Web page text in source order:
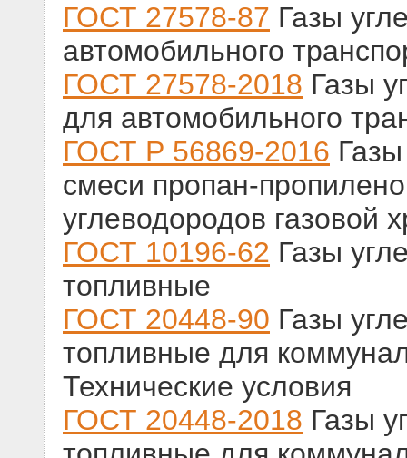
ГОСТ 27578-87 Газы
автомобильного
ГОСТ 27578-2018 Газы
для автомобильного
ГОСТ Р 56869-2016
смеси пропан-
углеводородов газовой
ГОСТ 10196-62 Газы
топливные
ГОСТ 20448-90 Газы
топливные для
Технические условия
ГОСТ 20448-2018 Газы